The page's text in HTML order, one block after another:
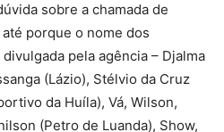
sobre a chamada de
porque o nome dos
pela agência – Djalma
(Lázio), Stélvio da Cruz
da Huíla), Vá, Wilson,
(Petro de Luanda), Show,